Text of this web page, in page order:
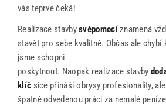
vás teprve čeká!
Realizace stavbysvépomocíznamená
stavět pro sebe kvalitně. Občas ale chybí
jsme schopni
poskytnout. Naopak realizace stavby
klíč sice přináší obrysy profesionality,
špatně odvedenou práci za nemalé